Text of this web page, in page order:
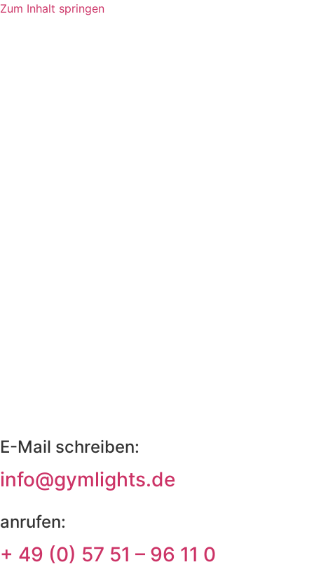
Zum Inhalt springen
E-Mail schreiben:
info@gymlights.de
anrufen:
+ 49 (0) 57 51 – 96 11 0